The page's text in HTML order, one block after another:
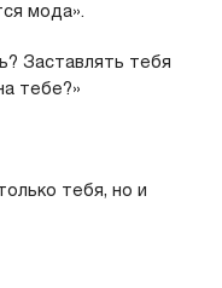
мода».
Заставлять тебя
тебе?»
тебя, но и